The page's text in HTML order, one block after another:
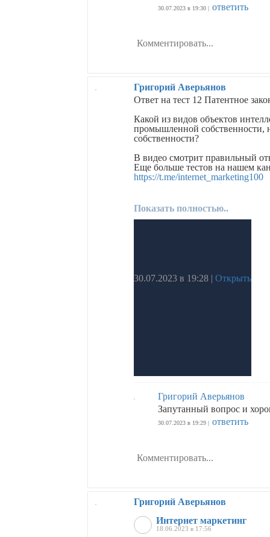
30.07.2023 в 19:30 | ответить
Григорий Аверьянов
Ответ на тест 12 Патентное
Какой из видов объектов
промышленной собственности,
собственности?
В видео смотрит правильный
Еще больше тестов на нашем
https://t.me/internet_marketing100
Показать полностью..
30.07.2023 в 19:28 | Открыть
Григорий Аверьянов
Запутанный вопрос и
30.07.2023 в 19:29 | ответить
Григорий Аверьянов
Интернет маркетинг
18.06.2023 в 17:56